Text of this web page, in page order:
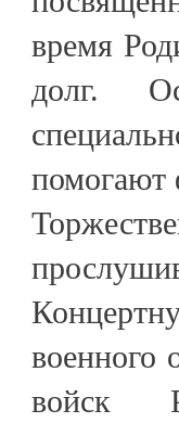
время
долг.
помогают
военного
войск